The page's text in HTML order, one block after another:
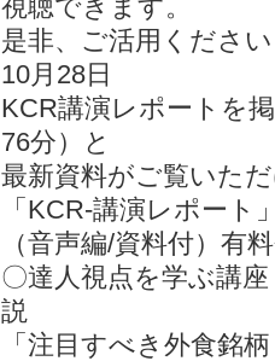
視聴できます。
是非、ご活用くださ
10月28日
KCR講演レポートを
76分）と
最新資料がご覧いた
「KCR-講演レポート
（音声編/資料付）有
〇達人視点を学ぶ講
説
「注目すべき外食銘